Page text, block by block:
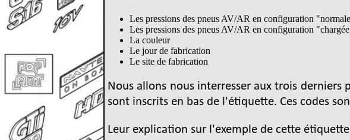
Les pressions des pneus AV/AR en configuration
Les pressions des pneus AV/AR en configuration
La couleur
Le jour de fabrication
Le site de fabrication
Nous allons nous interresser aux trois derniers
sont inscrits en bas de l'étiquette. Ces codes
Leur explication sur l'exemple de cette